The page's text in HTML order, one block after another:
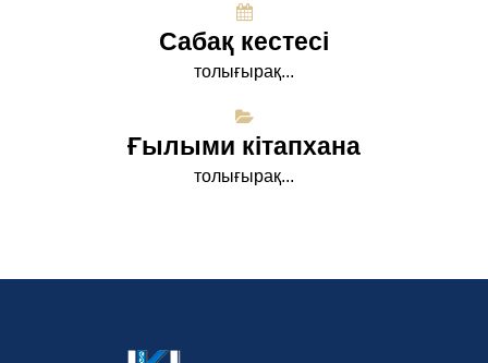
Сабақ кестесі
толығырақ...
Ғылыми кітапхана
толығырақ...